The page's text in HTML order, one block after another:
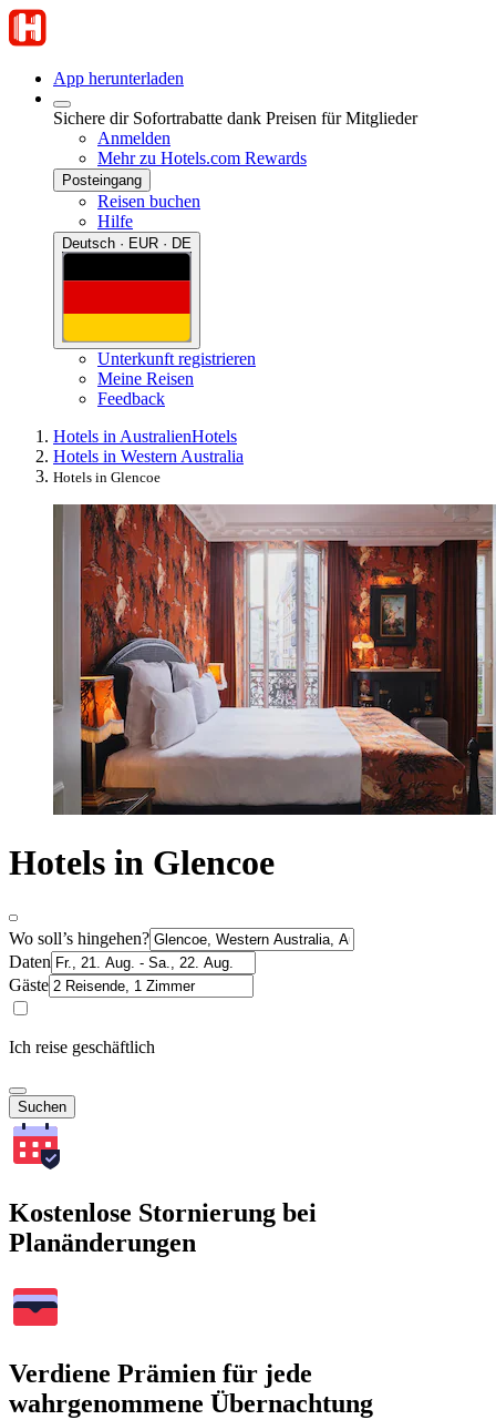
App herunterladen
Sichere dir Sofortrabatte dank Preisen für Mitglieder
Anmelden
Mehr zu Hotels.com Rewards
Posteingang
Reisen buchen
Hilfe
Deutsch · EUR · DE
Unterkunft registrieren
Meine Reisen
Feedback
Hotels in AustralienHotels
Hotels in Western Australia
Hotels in Glencoe
Hotels in Glencoe
Wo soll’s hingehen?
Daten
Gäste
Ich reise geschäftlich
Suchen
Kostenlose Stornierung bei
Planänderungen
Verdiene Prämien für jede
wahrgenommene Übernachtung